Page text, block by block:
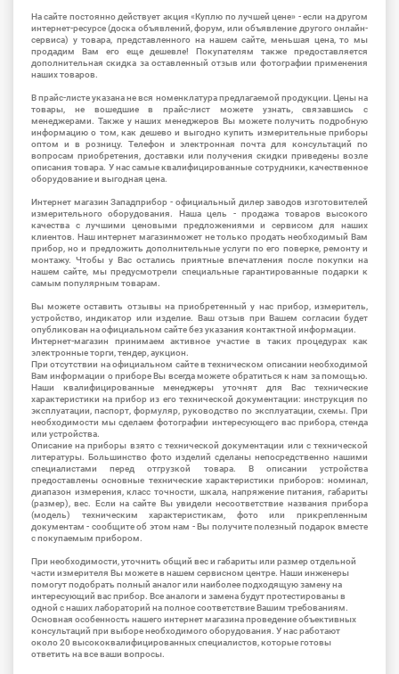
На сайте постоянно действует акция «Куплю по лучшей цене» - если на другом
интернет-ресурсе (доска объявлений, форум, или объявление другого онлайн-
сервиса) у товара, представленного на нашем сайте, меньшая цена, то мы
продадим Вам его еще дешевле! Покупателям также предоставляется
дополнительная скидка за оставленный отзыв или фотографии применения
наших товаров.
В прайс-листе указана не вся номенклатура предлагаемой продукции. Цены на
товары, не вошедшие в прайс-лист можете узнать, связавшись с
менеджерами. Также у наших менеджеров Вы можете получить подробную
информацию о том, как дешево и выгодно купить измерительные приборы
оптом и в розницу. Телефон и электронная почта для консультаций по
вопросам приобретения, доставки или получения скидки приведены возле
описания товара. У нас самые квалифицированные сотрудники, качественное
оборудование и выгодная цена.
Интернет магазин Западприбор - официальный дилер заводов изготовителей
измерительного оборудования. Наша цель - продажа товаров высокого
качества с лучшими ценовыми предложениями и сервисом для наших
клиентов. Наш интернет магазинможет не только продать необходимый Вам
прибор, но и предложить дополнительные услуги по его поверке, ремонту и
монтажу. Чтобы у Вас остались приятные впечатления после покупки на
нашем сайте, мы предусмотрели специальные гарантированные подарки к
самым популярным товарам.
Вы можете оставить отзывы на приобретенный у нас прибор, измеритель,
устройство, индикатор или изделие. Ваш отзыв при Вашем согласии будет
опубликован на официальном сайте без указания контактной информации.
Интернет-магазин принимаем активное участие в таких процедурах как
электронные торги, тендер, аукцион.
При отсутствии на официальном сайте в техническом описании необходимой
Вам информации о приборе Вы всегда можете обратиться к нам за помощью.
Наши квалифицированные менеджеры уточнят для Вас технические
характеристики на прибор из его технической документации: инструкция по
эксплуатации, паспорт, формуляр, руководство по эксплуатации, схемы. При
необходимости мы сделаем фотографии интересующего вас прибора, стенда
или устройства.
Описание на приборы взято с технической документации или с технической
литературы. Большинство фото изделий сделаны непосредственно нашими
специалистами перед отгрузкой товара. В описании устройства
предоставлены основные технические характеристики приборов: номинал,
диапазон измерения, класс точности, шкала, напряжение питания, габариты
(размер), вес. Если на сайте Вы увидели несоответствие названия прибора
(модель) техническим характеристикам, фото или прикрепленным
документам - сообщите об этом нам - Вы получите полезный подарок вместе
с покупаемым прибором.
При необходимости, уточнить общий вес и габариты или размер отдельной
части измерителя Вы можете в нашем сервисном центре. Наши инженеры
помогут подобрать полный аналог или наиболее подходящую замену на
интересующий вас прибор. Все аналоги и замена будут протестированы в
одной с наших лабораторий на полное соответствие Вашим требованиям.
Основная особенность нашего интернет магазина проведение объективных
консультаций при выборе необходимого оборудования. У нас работают
около 20 высококвалифицированных специалистов, которые готовы
ответить на все ваши вопросы.